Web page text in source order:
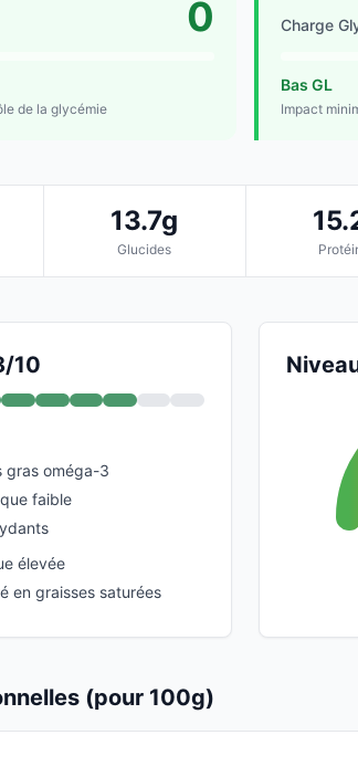
0
de la glycémie
Charge
Bas GL
Impact
13.7g
Glucides
10
gras oméga-3
faible
élevée
en graisses saturées
(pour 100g)